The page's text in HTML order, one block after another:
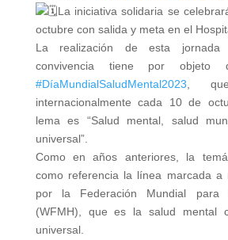
La iniciativa solidaria se
octubre con salida y meta en el
La realización de esta
convivencia tiene por objeto
#DíaMundialSaludMental2023 ,
internacionalmente cada 10 de
lema es “Salud mental, salud
universal”.
Como en años anteriores, la
como referencia la línea marcada a
por la Federación Mundial para
(WFMH), que es la salud mental
universal.